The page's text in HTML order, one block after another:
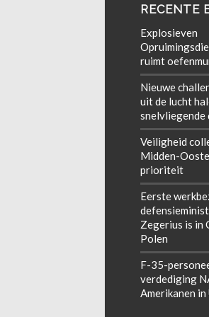
RECENTE
Explosieven
ruimt
Nieuwe
uit de lucht
snelvliegende
Veiligheid
Midden-
prioriteit
Eerste
Zegerius is in
Polen
F-35-
verdediging
Amerikanen in